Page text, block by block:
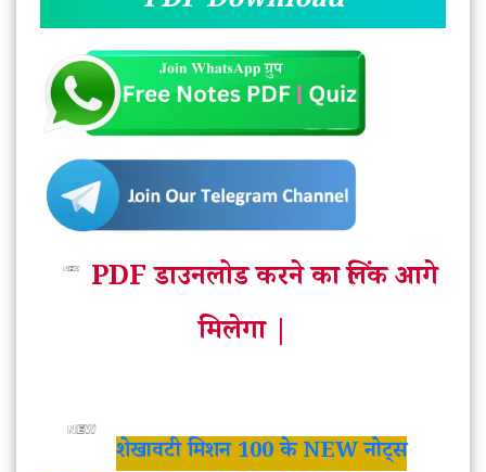
PDF डाउनलोड करने का लिंक आगे
मिलेगा |
शेखावटी मिशन 100 के NEW नोट्स